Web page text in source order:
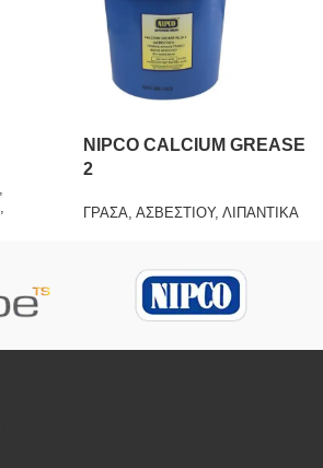
,
,
NIPCO CALCIUM GREASE
2
ΓΡΑΣΑ, ΑΣΒΕΣΤΙΟΥ, ΛΙΠΑΝΤΙΚΑ